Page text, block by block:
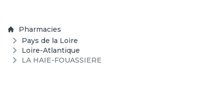
Pharmacies
Pays de la Loire
Loire-Atlantique
LA HAIE-FOUASSIERE